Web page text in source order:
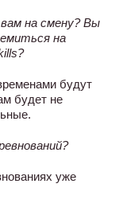
на смену? Вы
на
будут
будет не
уже